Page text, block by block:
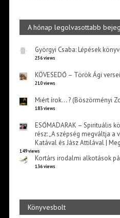
A hónap legolvasottabb
Györgyi Csaba: Lépések
256 views
KÖVESEDŐ – Török Ági versei
210 views
Miért írok… ? (Böszörményi
183 views
ESŐMADARAK – Spirituális
rész: „A szépség megváltja a
Katával és Jász Attilával |
149 views
Kortárs irodalmi alkotások
136 views
Könyvesbolt